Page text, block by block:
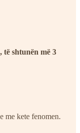
të shtunën më 3
me kete fenomen.